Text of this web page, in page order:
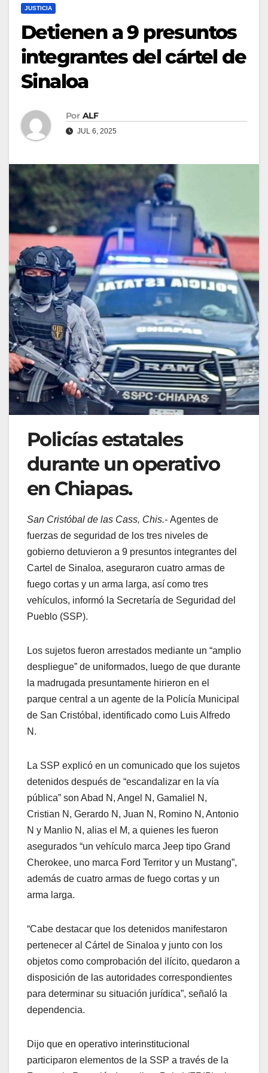
JUSTICIA
Detienen a 9 presuntos
integrantes del cártel de
Sinaloa
Por ALF
JUL 6, 2025
Policías estatales
durante un operativo
en Chiapas.
San Cristóbal de las Cass, Chis.- Agentes de
fuerzas de seguridad de los tres niveles de
gobierno detuvieron a 9 presuntos integrantes del
Cartel de Sinaloa, aseguraron cuatro armas de
fuego cortas y un arma larga, así como tres
vehículos, informó la Secretaría de Seguridad del
Pueblo (SSP).
Los sujetos fueron arrestados mediante un “amplio
despliegue” de uniformados, luego de que durante
la madrugada presuntamente hirieron en el
parque central a un agente de la Policía Municipal
de San Cristóbal, identificado como Luis Alfredo
N.
La SSP explicó en un comunicado que los sujetos
detenidos después de “escandalizar en la vía
pública” son Abad N, Angel N, Gamaliel N,
Cristian N, Gerardo N, Juan N, Romino N, Antonio
N y Manlio N, alias el M, a quienes les fueron
asegurados “un vehículo marca Jeep tipo Grand
Cherokee, uno marca Ford Territor y un Mustang”,
además de cuatro armas de fuego cortas y un
arma larga.
“Cabe destacar que los detenidos manifestaron
pertenecer al Cártel de Sinaloa y junto con los
objetos como comprobación del ilícito, quedaron a
disposición de las autoridades correspondientes
para determinar su situación jurídica”, señaló la
dependencia.
Dijo que en operativo interinstitucional
participaron elementos de la SSP a través de la